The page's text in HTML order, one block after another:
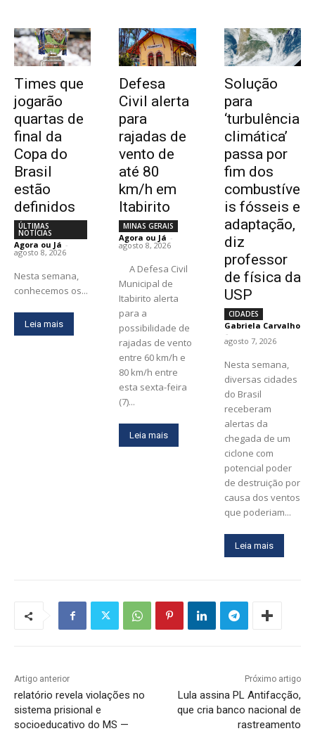
Times que
jogarão
quartas de
final da
Copa do
Brasil
estão
definidos
ÚLTIMAS
NOTÍCIAS
Agora ou Já -
agosto 8, 2026
Nesta semana,
conhecemos os...
Leia mais
Defesa
Civil alerta
para
rajadas de
vento de
até 80
km/h em
Itabirito
MINAS GERAIS
Agora ou Já -
agosto 8, 2026
Municipal de
Itabirito alerta
para a
possibilidade de
rajadas de vento
entre 60 km/h e
80 km/h entre
esta sexta-feira
(7)...
Leia mais
Solução
para
‘turbulência
climática’
passa por
fim dos
combustíve
is fósseis e
adaptação,
diz
professor
de física da
USP
CIDADES
Gabriela Carvalho
-
agosto 7, 2026
Nesta semana,
diversas cidades
do Brasil
receberam
alertas da
chegada de um
ciclone com
potencial poder
de destruição por
causa dos ventos
que poderiam...
Leia mais
Artigo anterior
relatório revela violações no
sistema prisional e
socioeducativo do MS —
Próximo artigo
Lula assina PL Antifacção,
que cria banco nacional de
rastreamento